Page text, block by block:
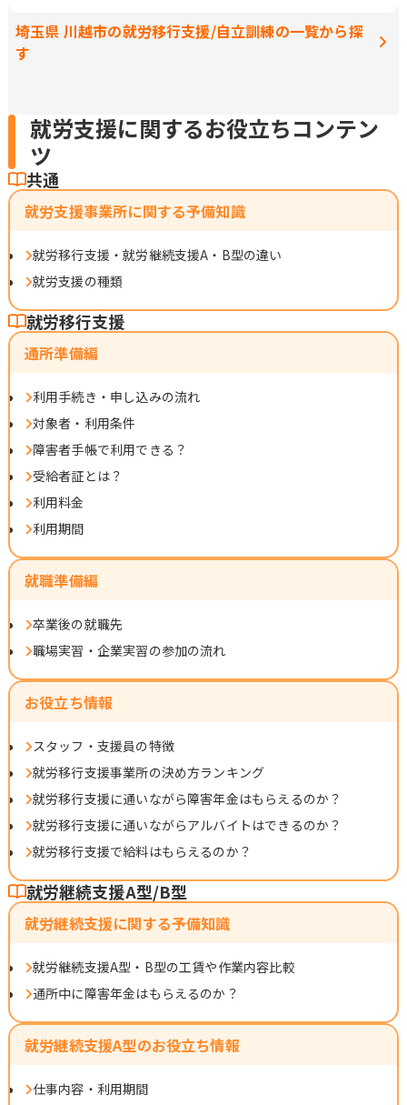
埼玉県 川越市の就労移行支援/自立訓練の一覧から探
す
就労支援に関するお役立ちコンテン
ツ
共通
就労支援事業所に関する予備知識
就労移行支援・就労継続支援A・B型の違い
就労支援の種類
就労移行支援
通所準備編
利用手続き・申し込みの流れ
対象者・利用条件
障害者手帳で利用できる？
受給者証とは？
利用料金
利用期間
就職準備編
卒業後の就職先
職場実習・企業実習の参加の流れ
お役立ち情報
スタッフ・支援員の特徴
就労移行支援事業所の決め方ランキング
就労移行支援に通いながら障害年金はもらえるのか？
就労移行支援に通いながらアルバイトはできるのか？
就労移行支援で給料はもらえるのか？
就労継続支援A型/B型
就労継続支援に関する予備知識
就労継続支援A型・B型の工賃や作業内容比較
通所中に障害年金はもらえるのか？
就労継続支援A型のお役立ち情報
仕事内容・利用期間